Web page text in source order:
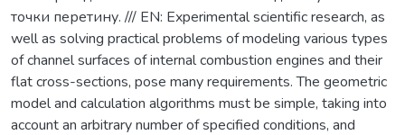
точки перетину. /// EN: Experimental scientific research, as
well as solving practical problems of modeling various types
of channel surfaces of internal combustion engines and their
flat cross-sections, pose many requirements. The geometric
model and calculation algorithms must be simple, taking into
account an arbitrary number of specified conditions, and